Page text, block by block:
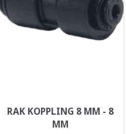
RAK KOPPLING 8 MM - 8
MM